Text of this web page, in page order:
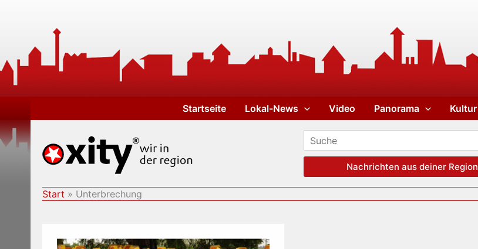
Startseite Lokal-News Video Panorama Kultur
Nachrichten aus deiner Region
Start Unterbrechung